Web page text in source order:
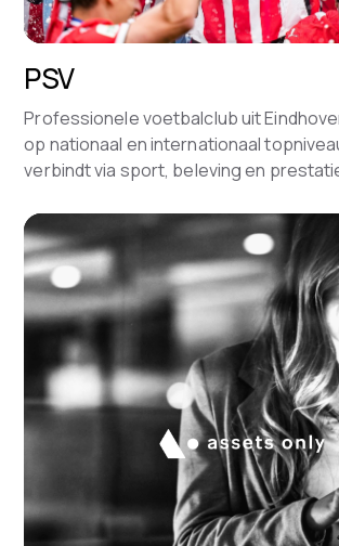
PSV
Professionele voetbalclub uit
op nationaal en internationaal
verbindt via sport, beleving en